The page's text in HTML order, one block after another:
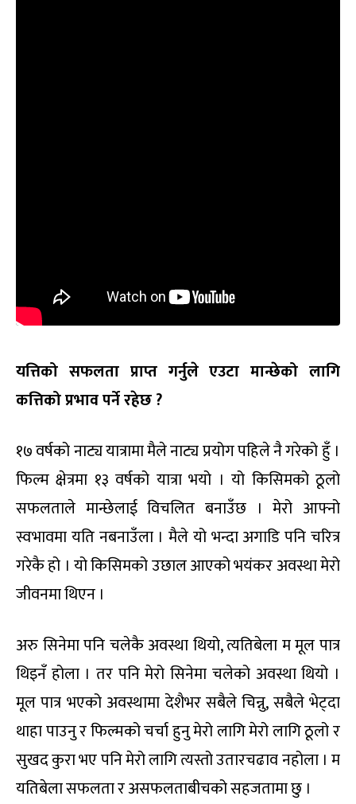
यत्तिको सफलता प्राप्त गर्नुले एउटा मान्छेको लागि
कत्तिको प्रभाव पर्ने रहेछ ?
१७ वर्षको नाट्य यात्रामा मैले नाट्य प्रयोग पहिले नै गरेको हुँ ।
फिल्म क्षेत्रमा १३ वर्षको यात्रा भयो । यो किसिमको ठूलो
सफलताले मान्छेलाई विचलित बनाउँछ । मेरो आफ्नो
स्वभावमा यति नबनाउँला । मैले यो भन्दा अगाडि पनि चरित्र
गरेकै हो । यो किसिमको उछाल आएको भयंकर अवस्था मेरो
जीवनमा थिएन ।
अरु सिनेमा पनि चलेकै अवस्था थियो, त्यतिबेला म मूल पात्र
थिइनँ होला । तर पनि मेरो सिनेमा चलेको अवस्था थियो ।
मूल पात्र भएको अवस्थामा देशैभर सबैले चिन्नु, सबैले भेट्दा
थाहा पाउनु र फिल्मको चर्चा हुनु मेरो लागि मेरो लागि ठूलो र
सुखद कुरा भए पनि मेरो लागि त्यस्तो उतारचढाव नहोला । म
यतिबेला सफलता र असफलताबीचको सहजतामा छु ।